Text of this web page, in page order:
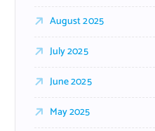
August 2025
July 2025
June 2025
May 2025